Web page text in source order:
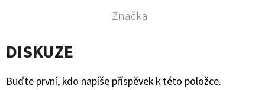
Značka
DISKUZE
Buďte první, kdo napíše příspěvek k této položce.